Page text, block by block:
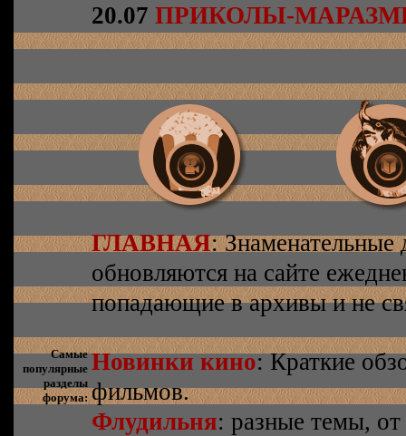
20.07 ПРИКОЛЫ-
ГЛАВНАЯ: Знаменательные
обновляются на сайте
попадающие в архивы и не
Самые
популярные
разделы
форума:
Новинки кино: Краткие
фильмов.
Флудильня: разные темы,